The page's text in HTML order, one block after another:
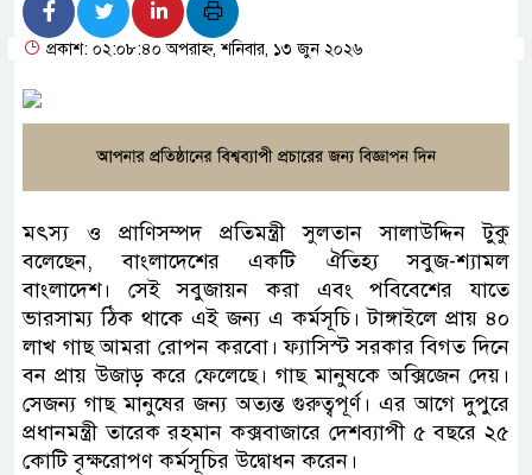
প্রকাশ: ০২:০৮:৪০ অপরাহ্ন, শনিবার, ১৩ জুন ২০২৬
মৎস্য ও প্রাণিসম্পদ প্রতিমন্ত্রী সুলতান সালাউদ্দিন টুকু
বলেছেন, বাংলাদেশের একটি ঐতিহ্য সবুজ-শ্যামল
বাংলাদেশ। সেই সবুজায়ন করা এবং পবিবেশের যাতে
ভারসাম্য ঠিক থাকে এই জন্য এ কর্মসূচি। টাঙ্গাইলে প্রায় ৪০
লাখ গাছ আমরা রোপন করবো। ফ্যাসিস্ট সরকার বিগত দিনে
বন প্রায় উজাড় করে ফেলেছে। গাছ মানুষকে অক্সিজেন দেয়।
সেজন্য গাছ মানুষের জন্য অত্যন্ত গুরুত্বপূর্ণ। এর আগে দুপুরে
প্রধানমন্ত্রী তারেক রহমান কক্সবাজারে দেশব্যাপী ৫ বছরে ২৫
কোটি বৃক্ষরোপণ কর্মসূচির উদ্বোধন করেন।